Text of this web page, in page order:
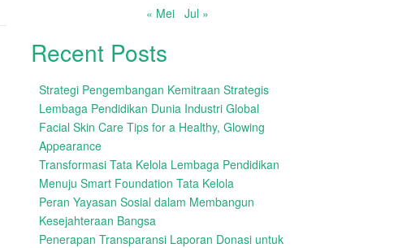
« Mei Jul »
Recent Posts
Strategi Pengembangan Kemitraan Strategis
Lembaga Pendidikan Dunia Industri Global
Facial Skin Care Tips for a Healthy, Glowing
Appearance
Transformasi Tata Kelola Lembaga Pendidikan
Menuju Smart Foundation Tata Kelola
Peran Yayasan Sosial dalam Membangun
Kesejahteraan Bangsa
Penerapan Transparansi Laporan Donasi untuk